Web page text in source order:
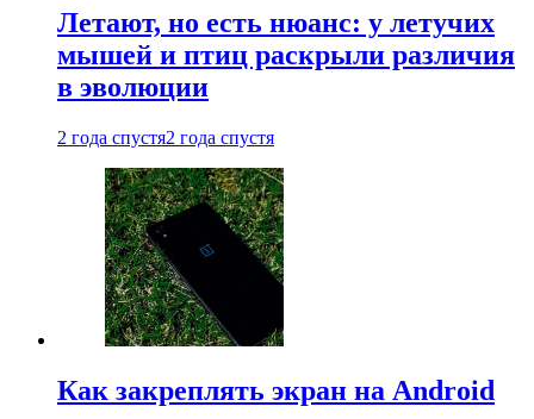
Летают, но есть нюанс: у летучих
мышей и птиц раскрыли различия
в эволюции
2 года спустя2 года спустя
Как закреплять экран на Android